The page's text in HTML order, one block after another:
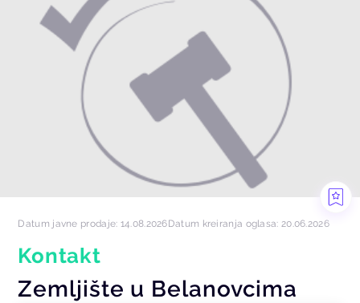
Datum javne prodaje: 14.08.2026Datum kreiranja oglasa: 20.06.2026
Kontakt
Zemljište u Belanovcima